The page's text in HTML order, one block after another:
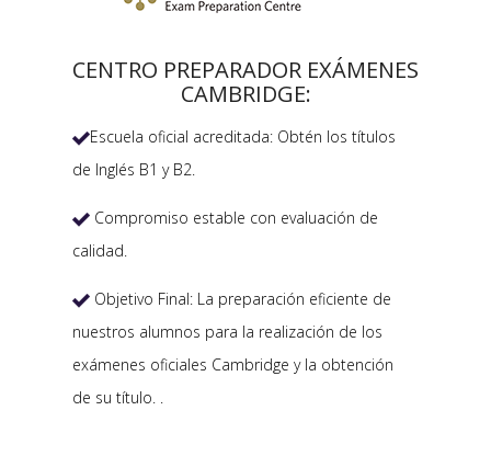
CENTRO PREPARADOR EXÁMENES
CAMBRIDGE:
Escuela oficial acreditada: Obtén los títulos
de Inglés B1 y B2.
 Compromiso estable con evaluación de
calidad.
 Objetivo Final: La preparación eficiente de
nuestros alumnos para la realización de los
exámenes oficiales Cambridge y la obtención
de su título. .